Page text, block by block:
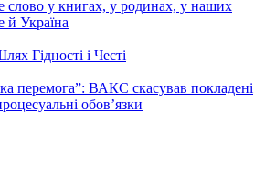
у книгах, у родинах, у наших
й Україна
Гідності і Честі
перемога”: ВАКС скасував покладені
обов’язки